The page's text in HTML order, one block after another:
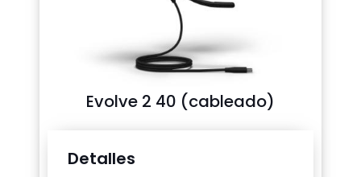
Evolve 2 40 (cableado)
Detalles